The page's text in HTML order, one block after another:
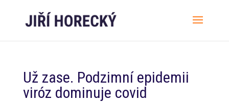
Už zase. Podzimní epidemii
viróz dominuje covid